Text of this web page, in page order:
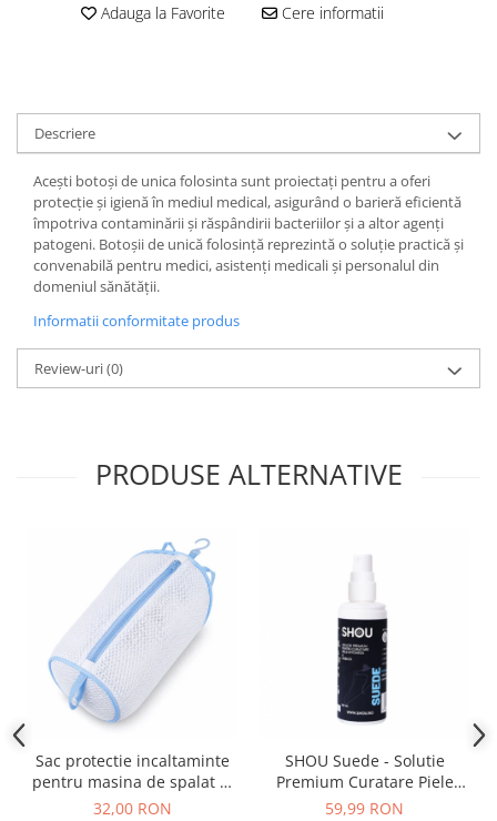
Adauga la Favorite Cere informatii
Descriere
Acești botoși de unica folosinta sunt proiectați pentru a oferi
protecție și igienă în mediul medical, asigurând o barieră eficientă
împotriva contaminării și răspândirii bacteriilor și a altor agenți
patogeni. Botoșii de unică folosință reprezintă o soluție practică și
convenabilă pentru medici, asistenți medicali și personalul din
domeniul sănătății.
Informatii conformitate produs
Review-uri(0)
PRODUSE ALTERNATIVE
Sac protectie incaltaminte
pentru masina de spalat di
Marisa 23x38 cm
32,00 RON
SHOU Suede - Solutie
Premium Curatare Piele
Intoarsa 100ml
59,99 RON